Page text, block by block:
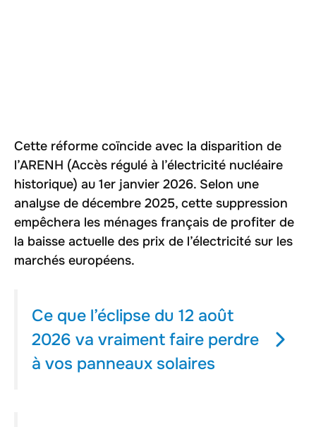
Cette réforme coïncide avec la disparition de
l’ARENH (Accès régulé à l’électricité nucléaire
historique) au 1er janvier 2026. Selon une
analyse de décembre 2025, cette suppression
empêchera les ménages français de profiter de
la baisse actuelle des prix de l’électricité sur les
marchés européens.
Ce que l’éclipse du 12 août
2026 va vraiment faire perdre
à vos panneaux solaires